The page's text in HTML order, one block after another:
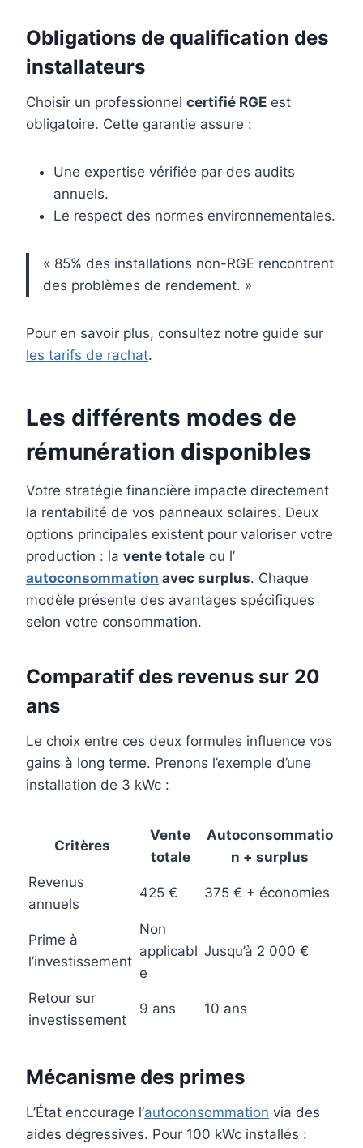
Obligations de qualification des
installateurs
Choisir un professionnel certifié RGE est
obligatoire. Cette garantie assure :
Une expertise vérifiée par des audits
annuels.
Le respect des normes environnementales.
« 85% des installations non-RGE rencontrent
des problèmes de rendement. »
Pour en savoir plus, consultez notre guide sur
les tarifs de rachat.
Les différents modes de
rémunération disponibles
Votre stratégie financière impacte directement
la rentabilité de vos panneaux solaires. Deux
options principales existent pour valoriser votre
production : la vente totale ou l’
autoconsommation avec surplus. Chaque
modèle présente des avantages spécifiques
selon votre consommation.
Comparatif des revenus sur 20
ans
Le choix entre ces deux formules influence vos
gains à long terme. Prenons l’exemple d’une
installation de 3 kWc :
Critères
Vente
totale
Autoconsommatio
n + surplus
Revenus
annuels
425 € 375 € + économies
Prime à
l’investissement
Non
applicabl
e
Jusqu’à 2 000 €
Retour sur
investissement
9 ans 10 ans
Mécanisme des primes
L’État encourage l’autoconsommation via des
aides dégressives. Pour 100 kWc installés :